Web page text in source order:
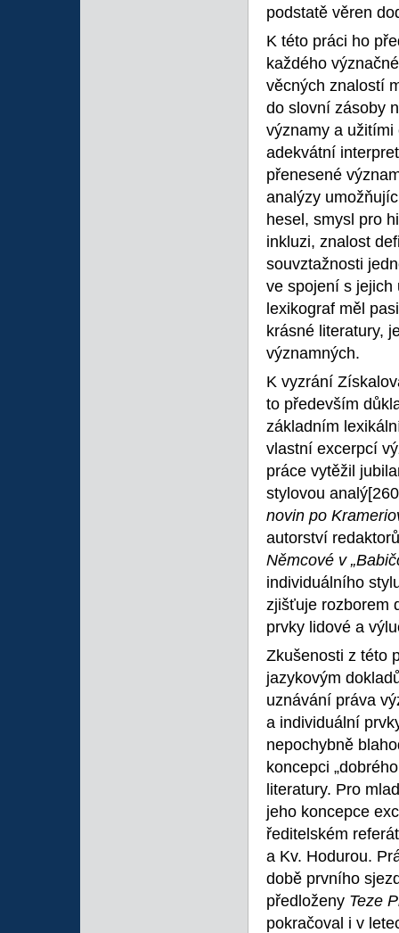
podstatě věren
K této práci ho
každého
věcných znalostí
do slovní zásoby
významy a
adekvátní
přenesené
analýzy
hesel, smysl pro
inkluzi, znalost
souvztažnosti
ve spojení s jejich
lexikograf měl
krásné literatury,
významných.
K vyzrání
to především
základním
vlastní excerpcí
práce vytěžil
stylovou analý
novin po
autorství
Němcové v
individuálního
zjišťuje rozborem
prvky lidové a
Zkušenosti z této
jazykovým
uznávání práva
a individuální
nepochybně
koncepci
literatury. Pro
jeho koncepce
ředitelském
a Kv. Hodurou.
době prvního
předloženy Teze
pokračoval i v